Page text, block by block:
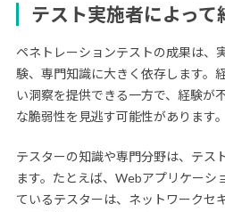
テスト実施者によって
ペネトレーションテストの成果は、
験、専門知識に大きく依存します。
い洞察を提供できる一方で、経験が
な脆弱性を見逃す可能性があります。
テスターの知識や専門分野は、テス
ます。たとえば、Webアプリケーシ
ているテスターは、ネットワークセ